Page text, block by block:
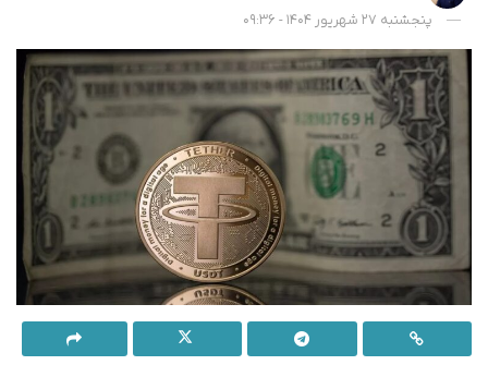
پنجشنبه 27 شهریور 1404 - 09:36